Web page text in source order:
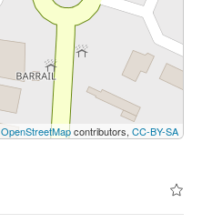
OpenStreetMapcontributors, CC-BY-SA